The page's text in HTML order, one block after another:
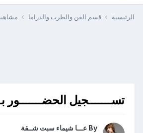
الرئيسية قسم الفن والطرب والدراما
تســـــــجيل الحضـــــــور
By عـــا شيماء سبت شــقة